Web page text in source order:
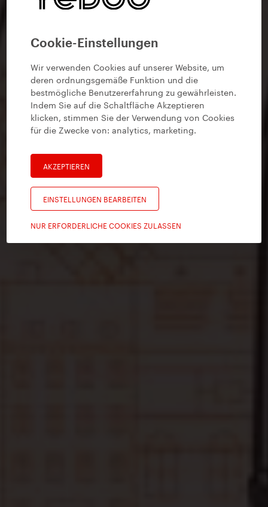
Cookie-Einstellungen
Wir verwenden Cookies auf unserer Website, um
deren ordnungsgemäße Funktion und die
bestmögliche Benutzererfahrung zu gewährleisten.
Indem Sie auf die Schaltfläche Akzeptieren
klicken, stimmen Sie der Verwendung von Cookies
für die Zwecke von:analytics, marketing.
AKZEPTIEREN
EINSTELLUNGEN BEARBEITEN
NUR ERFORDERLICHE COOKIES ZULASSEN